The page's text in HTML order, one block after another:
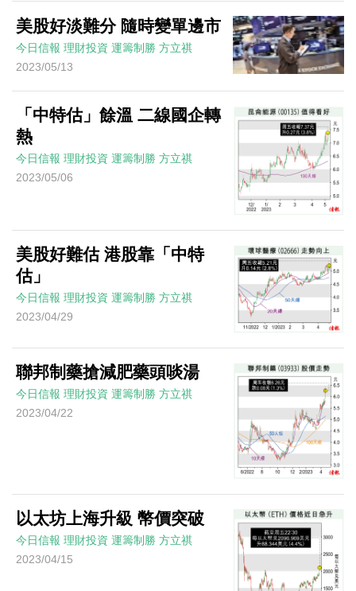
美股好淡難分 隨時變單邊市
今日信報 理財投資 運籌制勝 方立祺
2023/05/13
「中特估」餘溫 二線國企轉
熱
今日信報 理財投資 運籌制勝 方立祺
2023/05/06
美股好難估 港股靠「中特
估」
今日信報 理財投資 運籌制勝 方立祺
2023/04/29
聯邦制藥搶減肥藥頭啖湯
今日信報 理財投資 運籌制勝 方立祺
2023/04/22
以太坊上海升級 幣價突破
今日信報 理財投資 運籌制勝 方立祺
2023/04/15